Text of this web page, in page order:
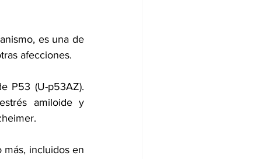
es una de
afecciones.
P53 (U-p53AZ).
amiloide y
más, incluidos en